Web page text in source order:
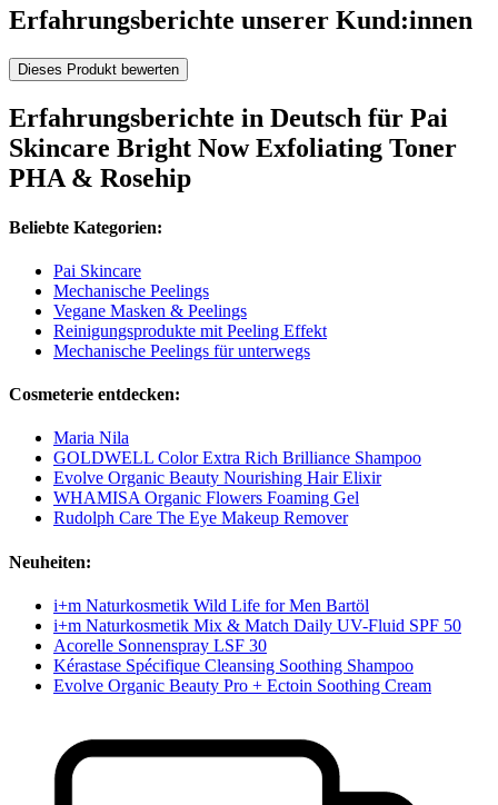
Erfahrungsberichte unserer Kund:innen
Dieses Produkt bewerten
Erfahrungsberichte in Deutsch für Pai
Skincare Bright Now Exfoliating Toner
PHA & Rosehip
Beliebte Kategorien:
Pai Skincare
Mechanische Peelings
Vegane Masken & Peelings
Reinigungsprodukte mit Peeling Effekt
Mechanische Peelings für unterwegs
Cosmeterie entdecken:
Maria Nila
GOLDWELL Color Extra Rich Brilliance Shampoo
Evolve Organic Beauty Nourishing Hair Elixir
WHAMISA Organic Flowers Foaming Gel
Rudolph Care The Eye Makeup Remover
Neuheiten:
i+m Naturkosmetik Wild Life for Men Bartöl
i+m Naturkosmetik Mix & Match Daily UV-Fluid SPF 50
Acorelle Sonnenspray LSF 30
Kérastase Spécifique Cleansing Soothing Shampoo
Evolve Organic Beauty Pro + Ectoin Soothing Cream